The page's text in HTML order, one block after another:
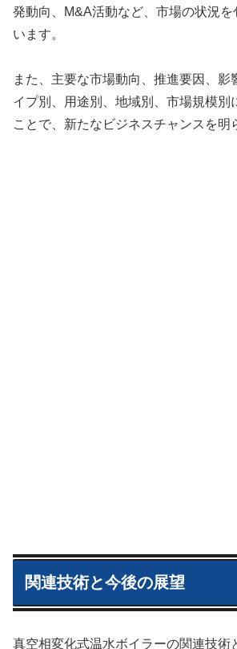
発動向、M&A活動など、市場の状況を
います。
また、主要な市場動向、推進要因、影
イプ別、用途別、地域別、市場規模別
ことで、新たなビジネスチャンスを明
関連技術と今後の展望
真空相変化式温水ボイラーの関連技術